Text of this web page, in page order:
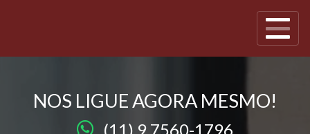
NOS LIGUE AGORA MESMO!
(11) 9 7560-1796